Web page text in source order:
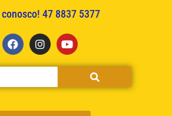
47 8837 5377